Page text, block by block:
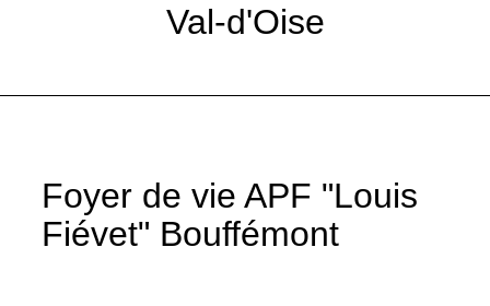
Val-d'Oise
Foyer de vie APF "Louis
Fiévet" Bouffémont